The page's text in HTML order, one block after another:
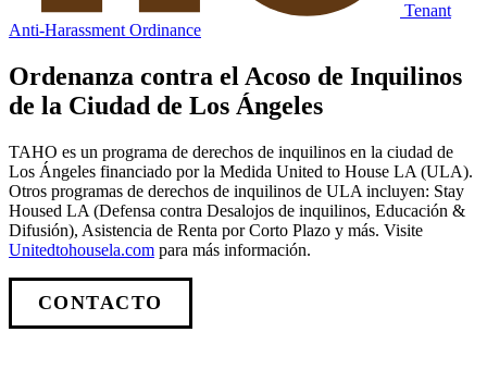
Tenant
Anti-Harassment Ordinance
Ordenanza contra el Acoso de Inquilinos
de la Ciudad de Los Ángeles
TAHO es un programa de derechos de inquilinos en la ciudad de
Los Ángeles financiado por la Medida United to House LA (ULA).
Otros programas de derechos de inquilinos de ULA incluyen: Stay
Housed LA (Defensa contra Desalojos de inquilinos, Educación &
Difusión), Asistencia de Renta por Corto Plazo y más. Visite
Unitedtohousela.com para más información.
CONTACTO